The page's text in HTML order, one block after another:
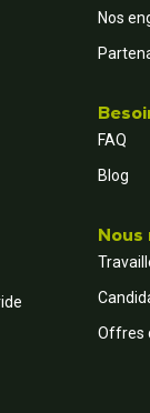
Nos
FAQ
Blog
Nous
Offres